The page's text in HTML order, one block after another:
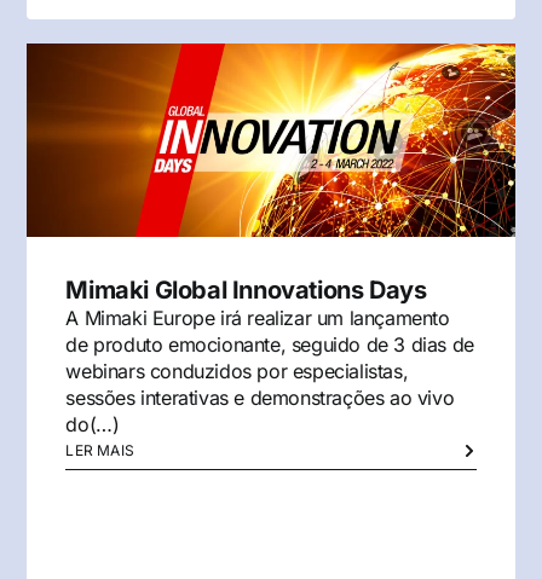
Mimaki Global Innovations Days
A Mimaki Europe irá realizar um lançamento
de produto emocionante, seguido de 3 dias de
webinars conduzidos por especialistas,
sessões interativas e demonstrações ao vivo
do(…)
LER MAIS